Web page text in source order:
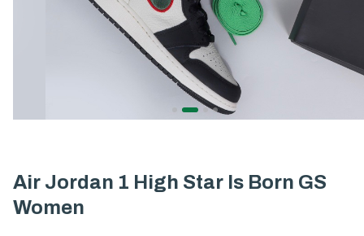
Air Jordan 1 High Star Is Born GS
Women